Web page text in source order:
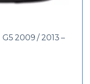
2009 / 2013 –